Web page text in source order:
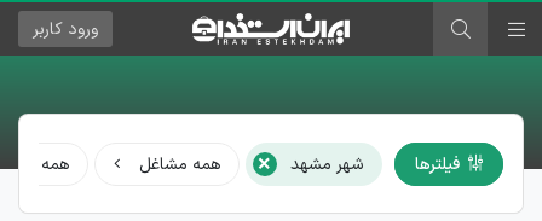
ورود کاربر
فیلترها شهر مشهد × همه مشاغل همه